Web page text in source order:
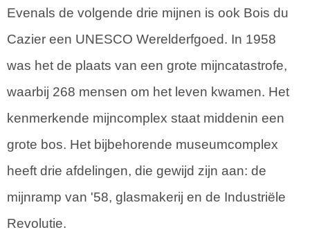
Evenals de volgende drie mijnen is ook Bois du
Cazier een UNESCO Werelderfgoed. In 1958
was het de plaats van een grote mijncatastrofe,
waarbij 268 mensen om het leven kwamen. Het
kenmerkende mijncomplex staat middenin een
grote bos. Het bijbehorende museumcomplex
heeft drie afdelingen, die gewijd zijn aan: de
mijnramp van '58, glasmakerij en de Industriële
Revolutie.